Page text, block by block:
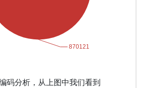
码分析，从上图中我们看到